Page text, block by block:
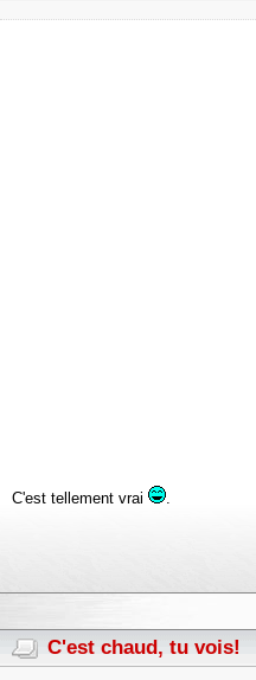
C'est tellement vrai
C'est chaud, tu vois!